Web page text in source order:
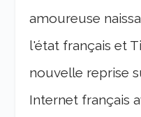
amoureuse
l'état français et
nouvelle reprise
Internet français